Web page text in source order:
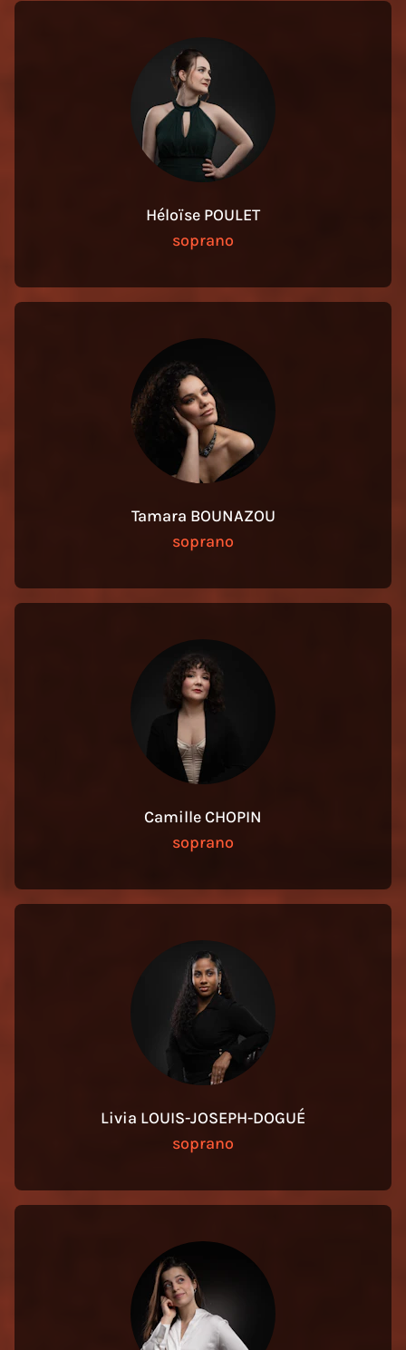
Héloïse POULET
soprano
Tamara BOUNAZOU
soprano
Camille CHOPIN
soprano
Livia LOUIS-JOSEPH-DOGUÉ
soprano